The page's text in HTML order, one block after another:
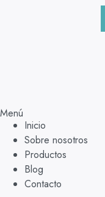
Menú
Inicio
Sobre nosotros
Productos
Blog
Contacto